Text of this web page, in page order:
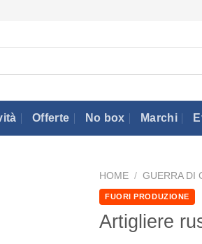
Offerte No box Marchi
HOME / GUERRA DI
FUORI PRODUZIONE
Artigliere